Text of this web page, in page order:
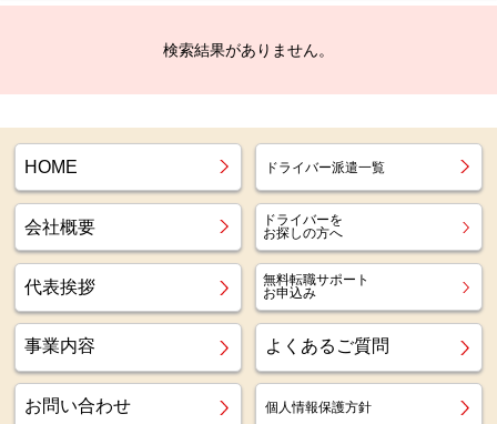
検索結果がありません。
HOME ドライバー派遣一覧
会社概要
ドライバーを
お探しの方へ
代表挨拶
無料転職サポート
お申込み
事業内容 よくあるご質問
お問い合わせ 個人情報保護方針